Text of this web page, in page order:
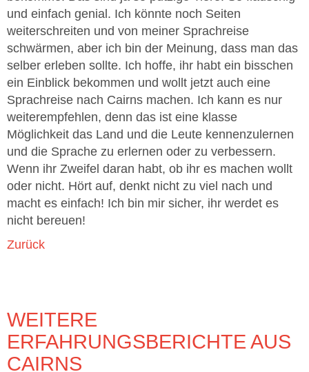
und einfach genial. Ich könnte noch Seiten
weiterschreiten und von meiner Sprachreise
schwärmen, aber ich bin der Meinung, dass man das
selber erleben sollte. Ich hoffe, ihr habt ein bisschen
ein Einblick bekommen und wollt jetzt auch eine
Sprachreise nach Cairns machen. Ich kann es nur
weiterempfehlen, denn das ist eine klasse
Möglichkeit das Land und die Leute kennenzulernen
und die Sprache zu erlernen oder zu verbessern.
Wenn ihr Zweifel daran habt, ob ihr es machen wollt
oder nicht. Hört auf, denkt nicht zu viel nach und
macht es einfach! Ich bin mir sicher, ihr werdet es
nicht bereuen!
Zurück
WEITERE
ERFAHRUNGSBERICHTE AUS
CAIRNS